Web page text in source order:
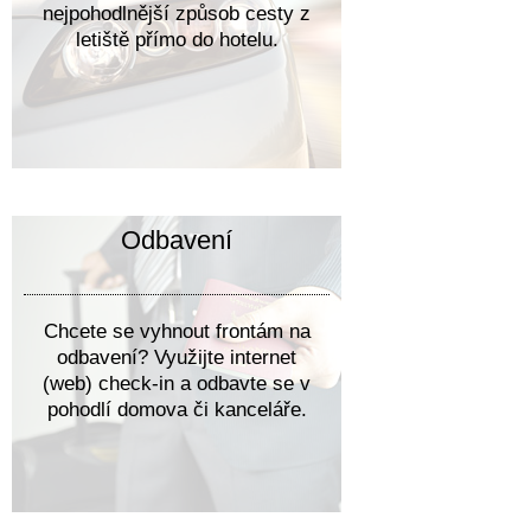
nejpohodlnější způsob cesty z
letiště přímo do hotelu.
Odbavení
Chcete se vyhnout frontám na
odbavení? Využijte internet
(web) check-in a odbavte se v
pohodlí domova či kanceláře.